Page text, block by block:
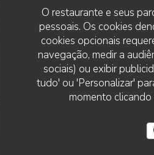
O restaurante e seus
pessoais. Os cookies
cookies opcionais
navegação, medir a
sociais) ou exibir
tudo' ou 'Personalizar'
momento
2
2
at Essencial. The staff was